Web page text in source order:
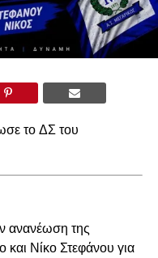
το ΔΣ του
ανανέωση της
και Νίκο Στεφάνου για